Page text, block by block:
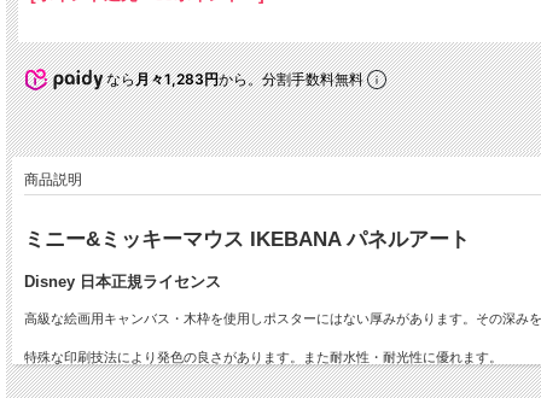
なら月々1,283円から。分割手数料無料
商品説明
ミニー&ミッキーマウス IKEBANA パネルアート
Disney 日本正規ライセンス
高級な絵画用キャンバス・木枠を使用しポスターにはない厚みがあります。その深み
特殊な印刷技法により発色の良さがあります。また耐水性・耐光性に優れます。
フレーム要らずでどこにでもすぐ簡単に飾れる手軽さと、キャンバスならではのアー